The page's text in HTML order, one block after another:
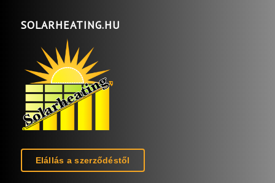
SOLARHEATING.HU
Elállás a szerződéstől